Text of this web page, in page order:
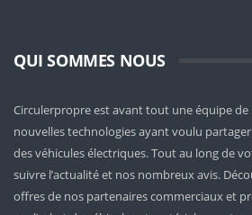
QUI SOMMES NOUS
Circulerpropre est avant tout une équipe de
nouvelles technologies ayant voulu
des véhicules électriques. Tout au long de
suivre l’actualité et nos nombreux avis.
offres de nos partenaires commerciaux et